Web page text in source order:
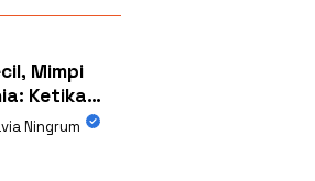
Mimpi
Ketika
Wajah
Ningrum